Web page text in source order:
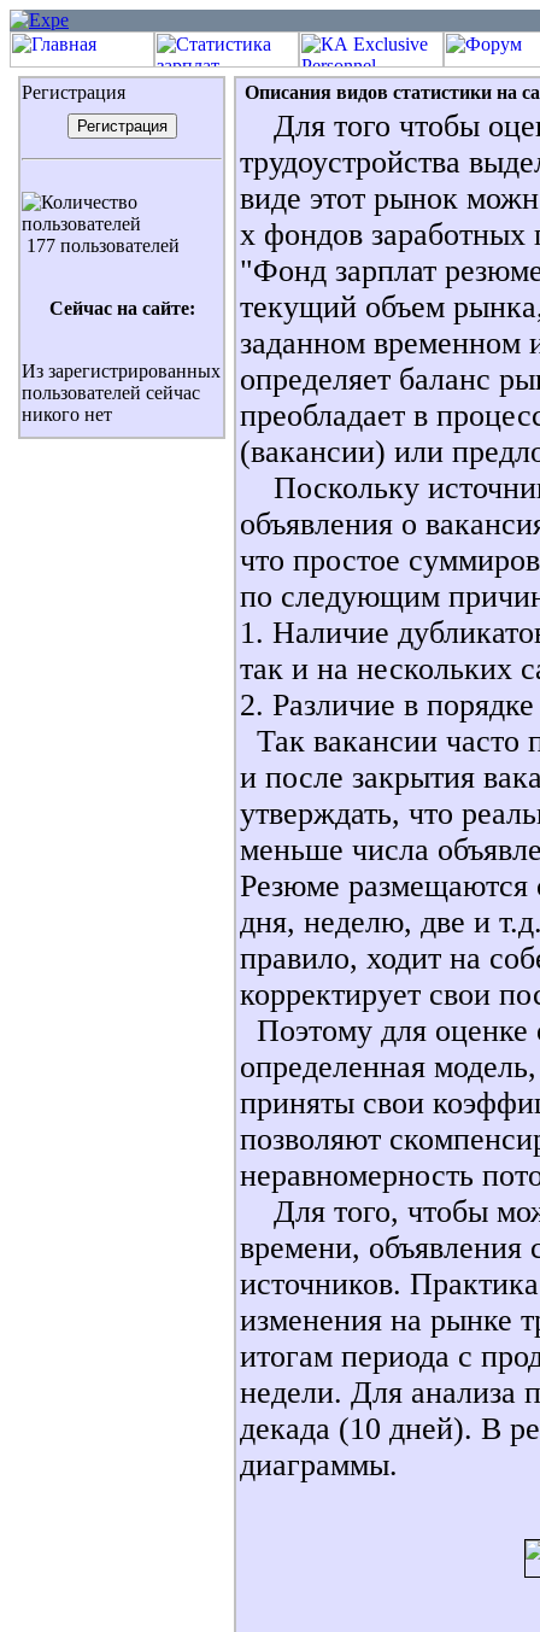
Регистрация
177 пользователей
Сейчас на сайте:
Из зарегистрированных
пользователей сейчас
никого нет
Описания видов статистики на
Для того чтобы
трудоустройства
виде этот рынок
х фондов заработных
"Фонд зарплат
текущий объем
заданном временном
определяет баланс
преобладает в
(вакансии) или
Поскольку
объявления о
что простое
по следующим
1. Наличие
так и на нескольких
2. Различие в
Так вакансии часто
и после закрытия
утверждать, что
меньше числа
Резюме размещаются
дня, неделю, две и
правило, ходит на
корректирует свои
Поэтому для
определенная
приняты свои
позволяют
неравномерность
Для того, чтобы
времени, объявления
источников.
изменения на рынке
итогам периода с
недели. Для анализа
декада (10 дней). В
диаграммы.